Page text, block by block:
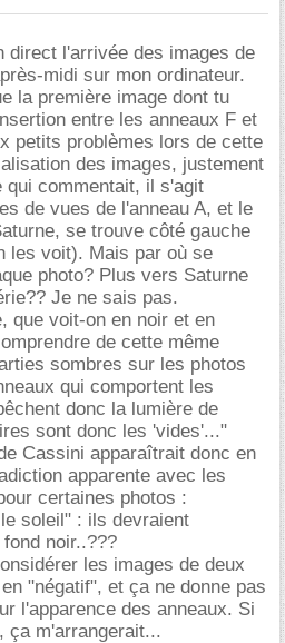
direct l'arrivée des images de
midi sur mon ordinateur.
la première image dont tu
entre les anneaux F et
petits problèmes lors de cette
des images, justement
qui commentait, il s'agit
de vues de l'anneau A, et le
se trouve côté gauche
les voit). Mais par où se
photo? Plus vers Saturne
Je ne sais pas.
que voit-on en noir et en
de cette même
sombres sur les photos
qui comportent les
donc la lumière de
sont donc les 'vides'..."
Cassini apparaîtrait donc en
apparente avec les
certaines photos :
soleil" : ils devraient
noir..???
les images de deux
"négatif", et ça ne donne pas
l'apparence des anneaux. Si
ça m'arrangerait...